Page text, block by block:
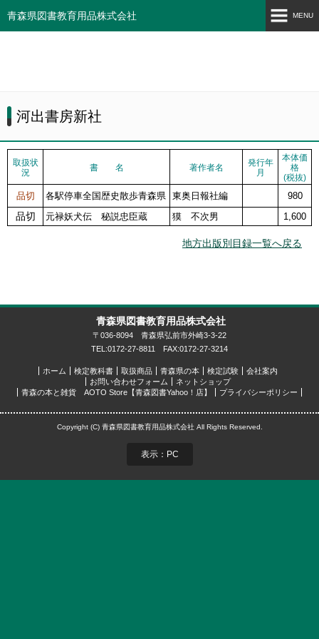
青森県図書教育用品株式会社 MENU
郷土出版物情報
地方出版目録
新刊案内
地方出版社一覧
検定試験
河出書房新社
取扱状
況
書 名 著作者名
発行年
月
本体価
格
(税抜)
品切 各駅停車全国歴史散歩青森県 東奥日報社編 980
品切 元禄妖犬伝 秘説忠臣蔵 獏 不次男 1,600
地方出版別目録一覧へ戻る
青森県図書教育用品株式会社
〒036-8094 青森県弘前市外崎3-3-22
TEL:0172-27-8811 FAX:0172-27-3214
ホーム 検定教科書 取扱商品 青森県の本 検定試験
会社案内
お問い合わせフォーム
ネットショップ
青森の本と雑貨 AOTO Store【青森図書Yahoo！店】
プライバシーポリシー
Copyright (C) 青森県図書教育用品株式会社 All Rights Reserved.
表示：PC